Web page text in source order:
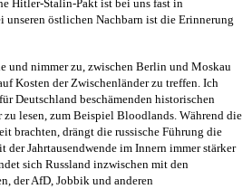
Hitler-Stalin-Pakt ist bei uns fast in
unseren östlichen Nachbarn ist die Erinnerung
und nimmer zu, zwischen Berlin und Moskau
Kosten der Zwischenländer zu treffen. Ich
Deutschland beschämenden historischen
lesen, zum Beispiel Bloodlands. Während die
brachten, drängt die russische Führung die
der Jahrtausendwende im Innern immer stärker
sich Russland inzwischen mit den
der AfD, Jobbik und anderen